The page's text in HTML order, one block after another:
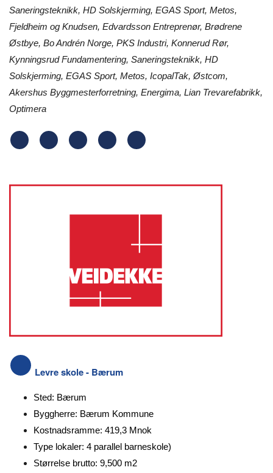
Saneringsteknikk, HD Solskjerming, EGAS Sport, Metos,
Fjeldheim og Knudsen, Edvardsson Entreprenør, Brødrene
Østbye, Bo Andrén Norge, PKS Industri, Konnerud Rør,
Kynningsrud Fundamentering, Saneringsteknikk, HD
Solskjerming, EGAS Sport, Metos, IcopalTak, Østcom,
Akershus Byggmesterforretning, Energima, Lian Trevarefabrikk,
Optimera
Levre skole - Bærum
Sted: Bærum
Byggherre: Bærum Kommune
Kostnadsramme: 419,3 Mnok
Type lokaler: 4 parallel barneskole)
Størrelse brutto: 9,500 m2